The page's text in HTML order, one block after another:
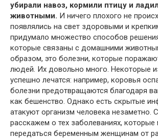
убирали навоз, кормили птицу и
животными. И ничего плохого не
появлялись на свет здоровыми и
придумало множество способов
которые связаны с домашними
образом, это болезни, которые
людей. Их довольно много. Некоторые
успешно лечатся: например, коровья
болезни предотвращаются благодаря
как бешенство. Однако есть скрытые
атакуют организм человека незаметно.
расскажем о тех заболеваниях, которые
передаться беременным женщинам от